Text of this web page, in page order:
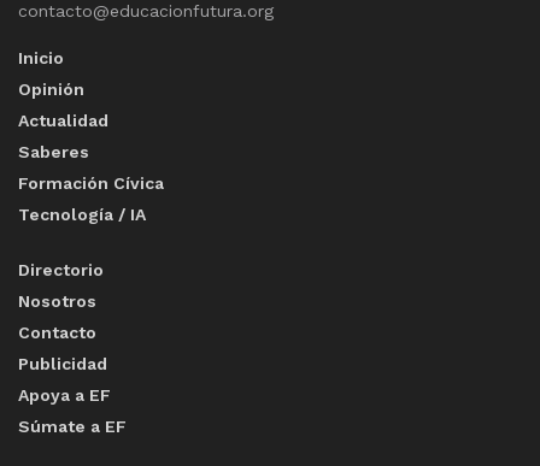
contacto@educacionfutura.org
Inicio
Opinión
Actualidad
Saberes
Formación Cívica
Tecnología / IA
Directorio
Nosotros
Contacto
Publicidad
Apoya a EF
Súmate a EF